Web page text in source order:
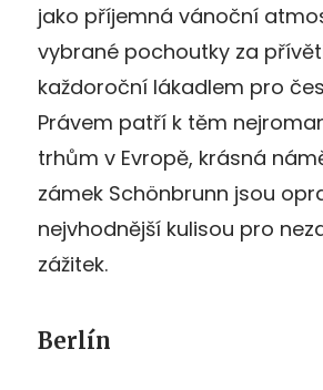
jako příjemná vánoční
vybrané pochoutky za
každoroční lákadlem pro
Právem patří k těm
trhům v Evropě, krásná
zámek Schönbrunn jsou
nejvhodnější kulisou pro
zážitek.
Berlín